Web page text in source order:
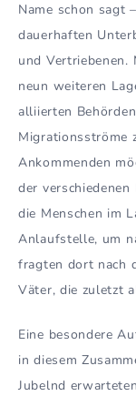
Name schon sagt
dauerhaften
und
neun weiteren
alliierten
Migrationsströme
Ankommenden
der
die Menschen im
Anlaufstelle, um
fragten dort nach
Väter, die zuletzt
Eine besondere
in diesem
Jubelnd